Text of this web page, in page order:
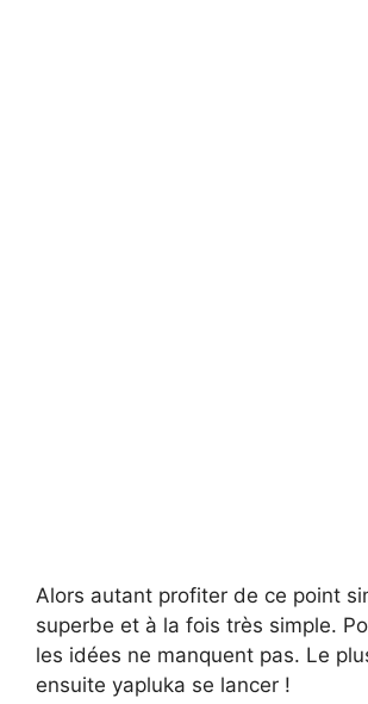
Alors autant profiter de ce point
superbe et à la fois très simple.
les idées ne manquent pas. Le
ensuite yapluka se lancer !